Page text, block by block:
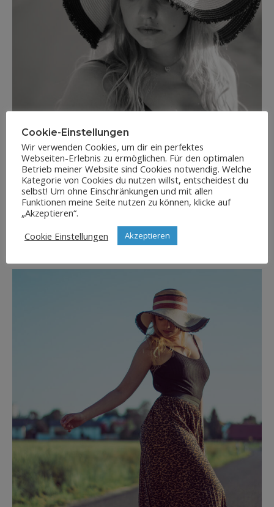
Cookie-Einstellungen
Wir verwenden Cookies, um dir ein perfektes
Webseiten-Erlebnis zu ermöglichen. Für den optimalen
Betrieb meiner Website sind Cookies notwendig. Welche
Kategorie von Cookies du nutzen willst, entscheidest du
selbst! Um ohne Einschränkungen und mit allen
Funktionen meine Seite nutzen zu können, klicke auf
„Akzeptieren“.
Cookie Einstellungen
Akzeptieren